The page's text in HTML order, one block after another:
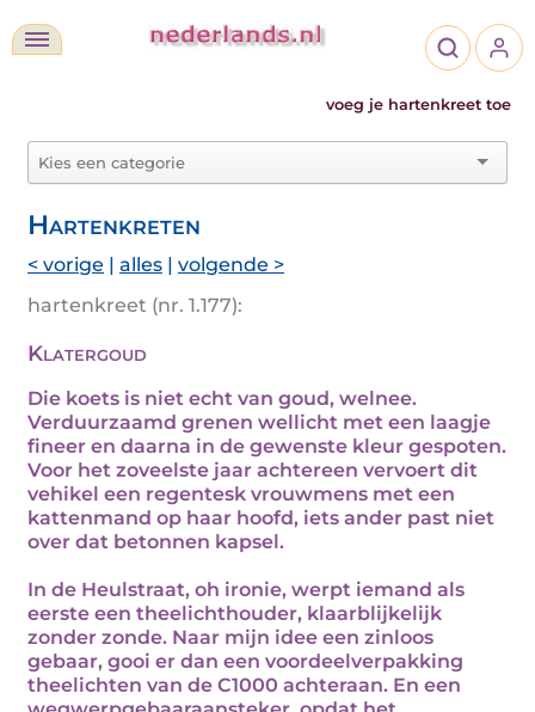
voeg je hartenkreet toe
Hartenkreten
< vorige | alles | volgende >
hartenkreet (nr. 1.177):
Klatergoud
Die koets is niet echt van goud, welnee.
Verduurzaamd grenen wellicht met een laagje
fineer en daarna in de gewenste kleur gespoten.
Voor het zoveelste jaar achtereen vervoert dit
vehikel een regentesk vrouwmens met een
kattenmand op haar hoofd, iets ander past niet
over dat betonnen kapsel.
In de Heulstraat, oh ironie, werpt iemand als
eerste een theelichthouder, klaarblijkelijk
zonder zonde. Naar mijn idee een zinloos
gebaar, gooi er dan een voordeelverpakking
theelichten van de C1000 achteraan. En een